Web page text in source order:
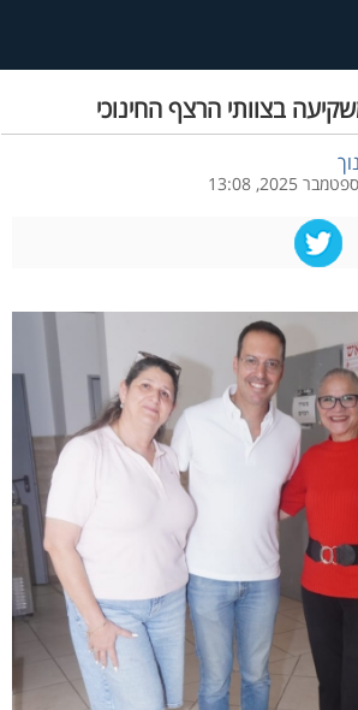
בצוותי הרצף החינוכי